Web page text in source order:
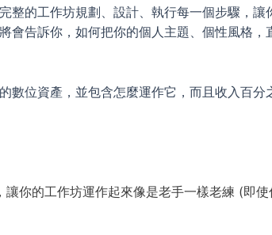
整的工作坊規劃、設計、執行每一個步驟，讓
會告訴你，如何把你的個人主題、個性風格，
數位資產，並包含怎麼運作它，而且收入百分
讓你的工作坊運作起來像是老手一樣老練 (即使